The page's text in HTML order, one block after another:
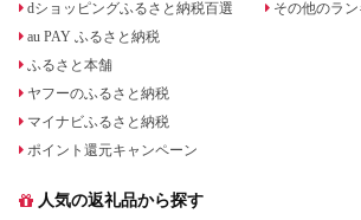
dショッピングふるさと納税百選
au PAY ふるさと納税
ふるさと本舗
ヤフーのふるさと納税
マイナビふるさと納税
ポイント還元キャンペーン
その他のラ
人気の返礼品から探す